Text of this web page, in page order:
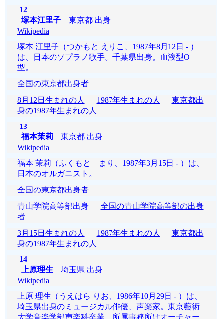
12
塚本江里子東京都 出身
Wikipedia
塚本 江里子（つかもと えりこ、1987年8月12日 - ）
は、日本のソプラノ歌手。千葉県出身。血液型O
型。
全国の東京都出身者
8月12日生まれの人
1987年生まれの人
東京都出
身の1987年生まれの人
13
福本茉莉東京都 出身
Wikipedia
福本 茉莉（ふくもと まり、1987年3月15日 - ）は、
日本のオルガニスト。
全国の東京都出身者
青山学院高等部出身 全国の青山学院高等部の出身
者
3月15日生まれの人
1987年生まれの人
東京都出
身の1987年生まれの人
14
上原理生 埼玉県 出身
Wikipedia
上原 理生（うえはら りお、1986年10月29日 - ）は、
埼玉県出身のミュージカル俳優、声楽家。東京藝術
大学音楽学部声楽科卒業。所属事務所はオーチャー